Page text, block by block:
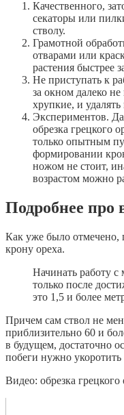
Качественного,
секаторы или
стволу.
Грамотной
отварами или
растения быстрее
Не приступать к
за окном далеко
хрупкие, и удалять
Экспериментов.
обрезка грецкого
только опытным
формировании
ножом не стоит,
возрастом можно
Подробнее про
Как уже было отмечено,
крону ореха.
Начинать работу
только после
это 1,5 и более
Причем сам ствол не
приблизительно 60 и
в будущем, достаточно
побеги нужно укоротить
Видео: обрезка грецкого